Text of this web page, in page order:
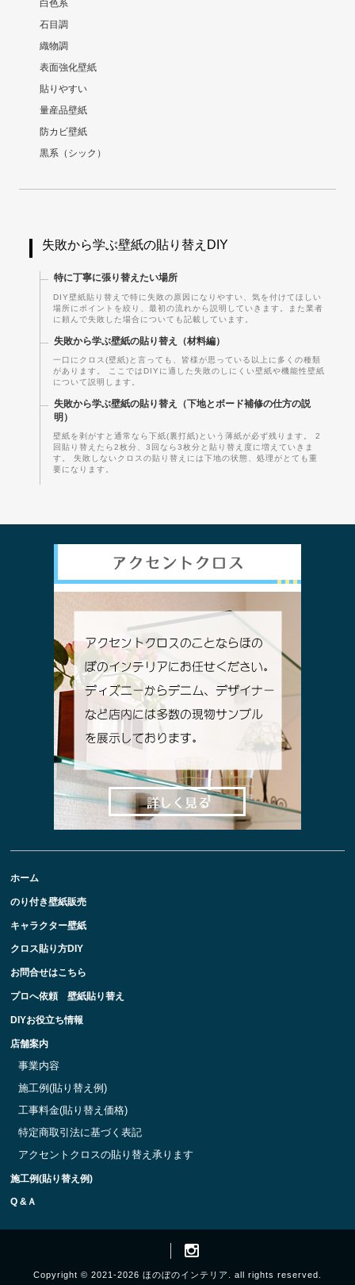
白色系
石目調
織物調
表面強化壁紙
貼りやすい
量産品壁紙
防カビ壁紙
黒系（シック）
失敗から学ぶ壁紙の貼り替えDIY
特に丁寧に張り替えたい場所
DIY壁紙貼り替えで特に失敗の原因になりやすい、気を付けてほしい
場所にポイントを絞り、最初の流れから説明していきます。また業者
に頼んで失敗した場合についても記載しています。
失敗から学ぶ壁紙の貼り替え（材料編）
一口にクロス(壁紙)と言っても、皆様が思っている以上に多くの種類
があります。 ここではDIYに適した失敗のしにくい壁紙や機能性壁紙
について説明します。
失敗から学ぶ壁紙の貼り替え（下地とボード補修の仕方の説
明）
壁紙を剥がすと通常なら下紙(裏打紙)という薄紙が必ず残ります。 2
回貼り替えたら2枚分、3回なら3枚分と貼り替え度に増えていきま
す。 失敗しないクロスの貼り替えには下地の状態、処理がとても重
要になります。
ホーム
のり付き壁紙販売
キャラクター壁紙
クロス貼り方DIY
お問合せはこちら
プロへ依頼 壁紙貼り替え
DIYお役立ち情報
店舗案内
事業内容
施工例(貼り替え例)
工事料金(貼り替え価格)
特定商取引法に基づく表記
アクセントクロスの貼り替え承ります
施工例(貼り替え例)
Q &Ａ
Copyright © 2021-2026 ほのぼのインテリア. all rights reserved.